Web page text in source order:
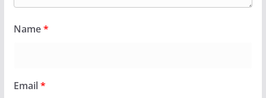
Name*
Email*